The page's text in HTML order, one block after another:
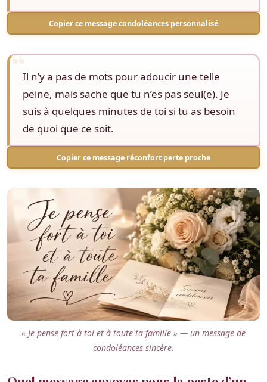
Copier ce message condoléances personnalisé
Il n’y a pas de mots pour adoucir une telle
peine, mais sache que tu n’es pas seul(e). Je
suis à quelques minutes de toi si tu as besoin
de quoi que ce soit.
Copier ce message réconfort perte proche
« Je pense fort à toi et à toute ta famille » — un message de
condoléances sincère.